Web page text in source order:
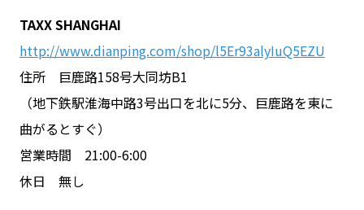
TAXX SHANGHAI
http://www.dianping.com/shop/l5Er93alyIuQ5EZU
住所 巨鹿路158号大同坊B1
（地下鉄駅淮海中路3号出口を北に5分、巨鹿路を東に
曲がるとすぐ）
営業時間 21:00-6:00
休日 無し